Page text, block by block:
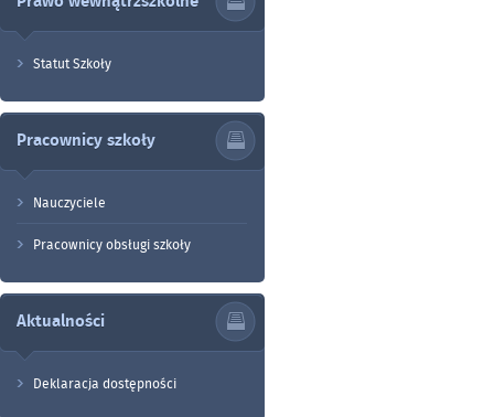
Statut Szkoły
Pracownicy szkoły
Nauczyciele
Pracownicy obsługi szkoły
Aktualności
Deklaracja dostępności